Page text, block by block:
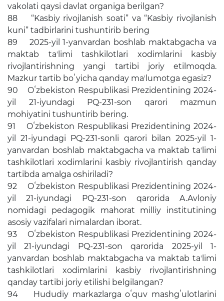
vakolati qaysi davlat organiga berilgan?
88 “Kasbiy rivojlanish soati” va “Kasbiy rivojlanish
kuni” tadbirlarini tushuntirib bering
89 2025-yil 1-yanvardan boshlab maktabgacha va
maktab taʼlimi tashkilotlari xodimlarini kasbiy
rivojlantirishning yangi tartibi joriy etilmoqda.
Mazkur tartib boʻyicha qanday maʼlumotga egasiz?
90 Oʻzbekiston Respublikasi Prezidentining 2024-
yil 21-iyundagi PQ-231-son qarori mazmun
mohiyatini tushuntirib bering.
91 Oʻzbekiston Respublikasi Prezidentining 2024-
yil 21-iyundagi PQ-231-sonli qarori bilan 2025-yil 1-
yanvardan boshlab maktabgacha va maktab taʼlimi
tashkilotlari xodimlarini kasbiy rivojlantirish qanday
tartibda amalga oshiriladi?
92 Oʻzbekiston Respublikasi Prezidentining 2024-
yil 21-iyundagi PQ-231-son qarorida A.Avloniy
nomidagi pedagogik mahorat milliy institutining
asosiy vazifalari nimalardan iborat.
93 Oʻzbekiston Respublikasi Prezidentining 2024-
yil 21-iyundagi PQ-231-son qarorida 2025-yil 1-
yanvardan boshlab maktabgacha va maktab taʼlimi
tashkilotlari xodimlarini kasbiy rivojlantirishning
qanday tartibi joriy etilishi belgilangan?
94 Hududiy markazlarga oʻquv mashgʻulotlarini